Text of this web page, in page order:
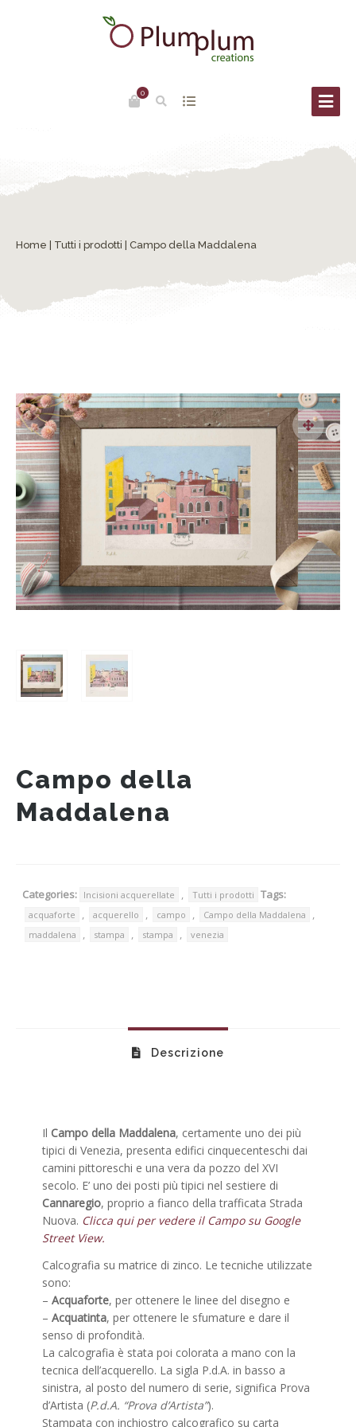
0
Home Tutti i prodotti | Campo della Maddalena
Campo della
Maddalena
Categories: Incisioni acquerellate , Tutti i prodotti Tags:
acquaforte , acquerello , campo , Campo della Maddalena ,
maddalena , stampa , stampa , venezia
Descrizione
Il Campo della Maddalena, certamente uno dei più
tipici di Venezia, presenta edifici cinquecenteschi dai
camini pittoreschi e una vera da pozzo del XVI
secolo. E’ uno dei posti più tipici nel sestiere di
Cannaregio, proprio a fianco della trafficata Strada
Nuova. Clicca qui per vedere il Campo su Google
Street View.
Calcografia su matrice di zinco. Le tecniche utilizzate
sono:
– Acquaforte, per ottenere le linee del disegno e
– Acquatinta, per ottenere le sfumature e dare il
senso di profondità.
La calcografia è stata poi colorata a mano con la
tecnica dell’acquerello. La sigla P.d.A. in basso a
sinistra, al posto del numero di serie, significa Prova
d’Artista (P.d.A. “Prova d’Artista”).
Stampata con inchiostro calcografico su carta